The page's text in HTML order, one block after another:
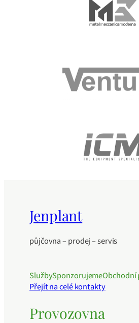
Jenplant
půjčovna – prodej – servis
SlužbySponzorujeme
Přejít na celé kontakty
Provozovna